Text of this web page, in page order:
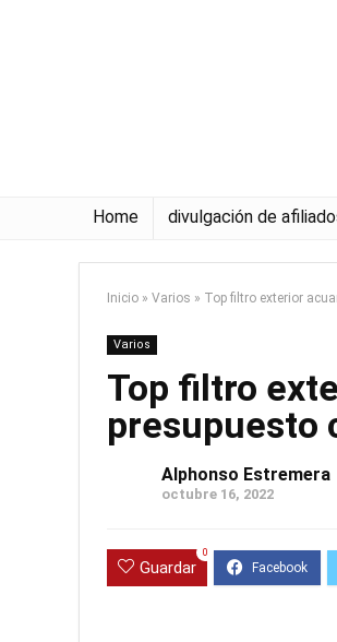
Home divulgación de
Inicio » Varios » Top filtro exterior
Varios
Top filtro
presupuesto
Alphonso Estremera
octubre 16, 2022
Guardar
0